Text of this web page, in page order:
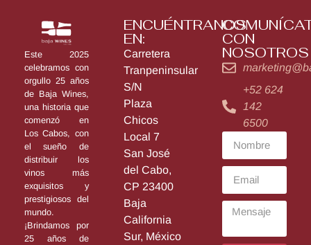
Este 2025
celebramos con
orgullo 25 años
de Baja Wines,
una historia que
comenzó en
Los Cabos, con
el sueño de
distribuir los
vinos más
exquisitos y
prestigiosos del
mundo.
¡Brindamos por
25 años de
ENCUÉNTRANOS
EN:
Carretera
Tranpeninsular
S/N
Plaza
Chicos
Local 7
San José
del Cabo,
CP 23400
Baja
California
Sur, México
CON
NOSOTROS
+52 624
142
6500